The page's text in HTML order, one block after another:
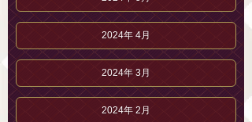
2024年 4月
2024年 3月
2024年 2月